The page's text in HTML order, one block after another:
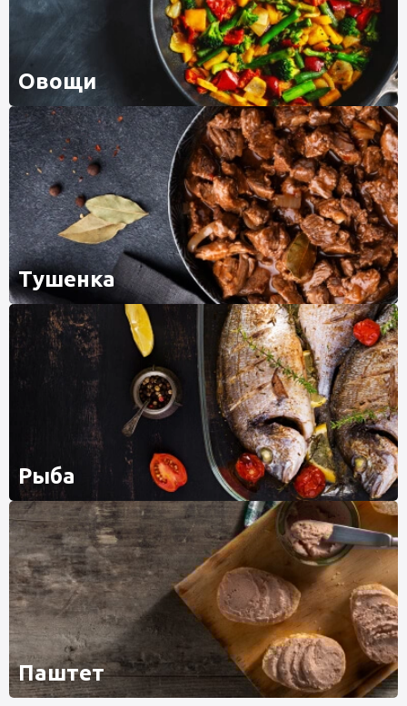
Овощи
Тушенка
Рыба
Паштет